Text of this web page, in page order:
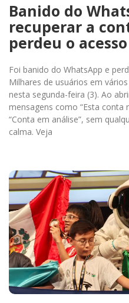
Banido do
recuperar a
perdeu o
Foi banido do WhatsApp e
Milhares de usuários em
nesta segunda-feira (3). Ao
mensagens como “Esta conta
“Conta em análise”, sem
calma. Veja